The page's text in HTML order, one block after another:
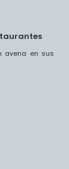
avena en sus